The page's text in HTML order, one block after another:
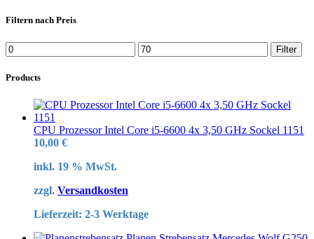
Filtern nach Preis
Min.
Preis
Max.
Preis
Filter
Products
CPU Prozessor Intel Core i5-6600 4x 3,50 GHz Sockel 1151
10,00 €
inkl. 19 % MwSt.
zzgl. Versandkosten
Lieferzeit: 2-3 Werktage